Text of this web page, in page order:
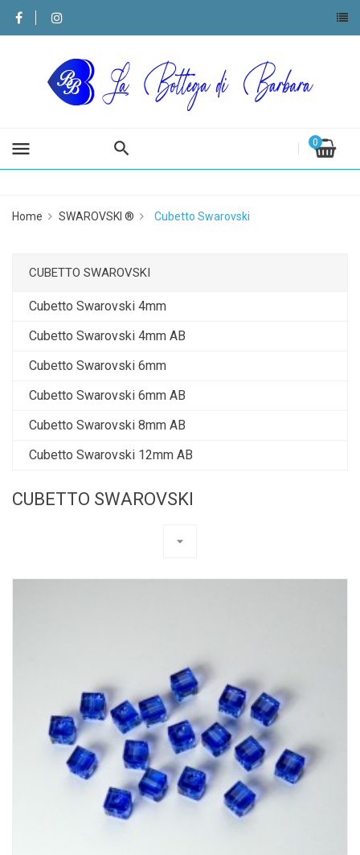
menu 0
Home SWAROVSKI ® Cubetto Swarovski
CUBETTO SWAROVSKI
Cubetto Swarovski 4mm
Cubetto Swarovski 4mm AB
Cubetto Swarovski 6mm
Cubetto Swarovski 6mm AB
Cubetto Swarovski 8mm AB
Cubetto Swarovski 12mm AB
CUBETTO SWAROVSKI
arrow_drop_down